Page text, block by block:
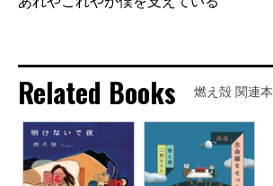
Related Books 燃え殻 関連本